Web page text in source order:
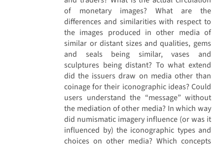
of monetary images? What are the
differences and similarities with respect to
the images produced in other media of
similar or distant sizes and qualities, gems
and seals being similar, vases and
sculptures being distant? To what extend
did the issuers draw on media other than
coinage for their iconographic ideas? Could
users understand the “message” without
the mediation of other media? In which way
did numismatic imagery influence (or was it
influenced by) the iconographic types and
choices on other media? Which concepts